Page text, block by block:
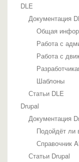
DLE
Документация
Общая
Работа с
Работа с
Шаблоны
Статьи DLE
Drupal
Документация
Подойдёт ли
Справочник
Статьи Drupal